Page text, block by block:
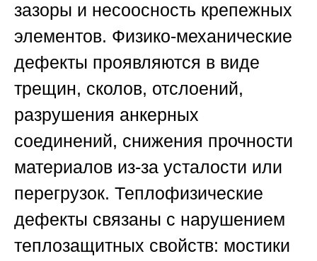
зазоры и несоосность крепежных
элементов. Физико-механические
дефекты проявляются в виде
трещин, сколов, отслоений,
разрушения анкерных
соединений, снижения прочности
материалов из-за усталости или
перегрузок. Теплофизические
дефекты связаны с нарушением
теплозащитных свойств: мостики